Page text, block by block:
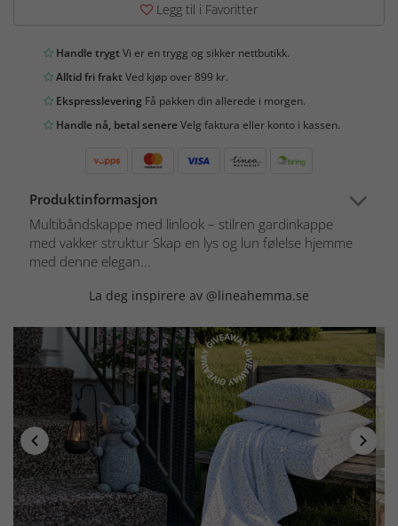
Legg til i Favoritter
Handle trygtVi er en trygg og sikker nettbutikk.
Alltid fri fraktVed kjøp over 899 kr.
Ekspresslevering Få pakken din allerede i morgen.
Handle nå, betal senereVelg faktura eller konto i kassen.
Produktinformasjon
Multibåndskappe med linlook – stilren gardinkappe
med vakker struktur Skap en lys og lun følelse hjemme
med denne elegan...
La deg inspirere av @lineahemma.se